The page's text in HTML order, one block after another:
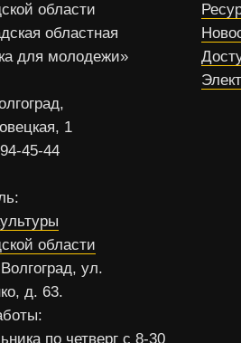
области
областная
для молодежи»
1
45-44
области
ул.
д. 63.
по четверг с 8-30